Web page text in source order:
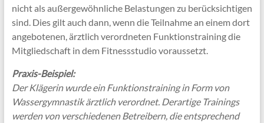
nicht als außergewöhnliche Belastungen zu berücksichtigen
sind. Dies gilt auch dann, wenn die Teilnahme an einem dort
angebotenen, ärztlich verordneten Funktionstraining die
Mitgliedschaft in dem Fitnessstudio voraussetzt.
Praxis-Beispiel:
Der Klägerin wurde ein Funktionstraining in Form von
Wassergymnastik ärztlich verordnet. Derartige Trainings
werden von verschiedenen Betreibern, die entsprechend